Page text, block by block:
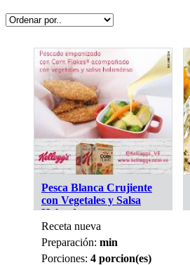
Pesca Blanca Crujiente
con Vegetales y Salsa
Holandesa
Receta nueva
Preparación: min
Porciones: 4 porcion(es)